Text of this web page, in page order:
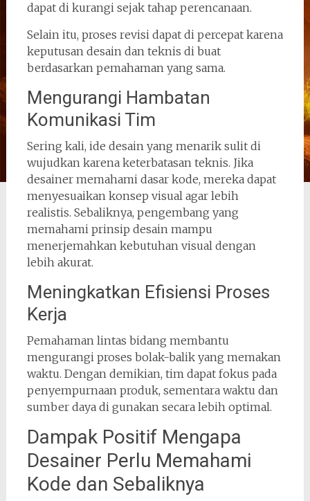
dapat di kurangi sejak tahap perencanaan.
Selain itu, proses revisi dapat di percepat karena
keputusan desain dan teknis di buat
berdasarkan pemahaman yang sama.
Mengurangi Hambatan
Komunikasi Tim
Sering kali, ide desain yang menarik sulit di
wujudkan karena keterbatasan teknis. Jika
desainer memahami dasar kode, mereka dapat
menyesuaikan konsep visual agar lebih
realistis. Sebaliknya, pengembang yang
memahami prinsip desain mampu
menerjemahkan kebutuhan visual dengan
lebih akurat.
Meningkatkan Efisiensi Proses
Kerja
Pemahaman lintas bidang membantu
mengurangi proses bolak-balik yang memakan
waktu. Dengan demikian, tim dapat fokus pada
penyempurnaan produk, sementara waktu dan
sumber daya di gunakan secara lebih optimal.
Dampak Positif Mengapa
Desainer Perlu Memahami
Kode dan Sebaliknya